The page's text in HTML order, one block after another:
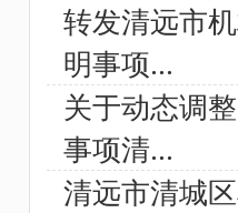
转发清远市
明事项...
关于动态调
事项清...
清远市清城